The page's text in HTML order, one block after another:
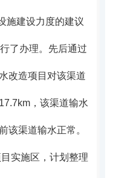
施建设力度的建议
了办理。先后通过
改造项目对该渠道
，该渠道输水
该渠道输水正常。
实施区，计划整理